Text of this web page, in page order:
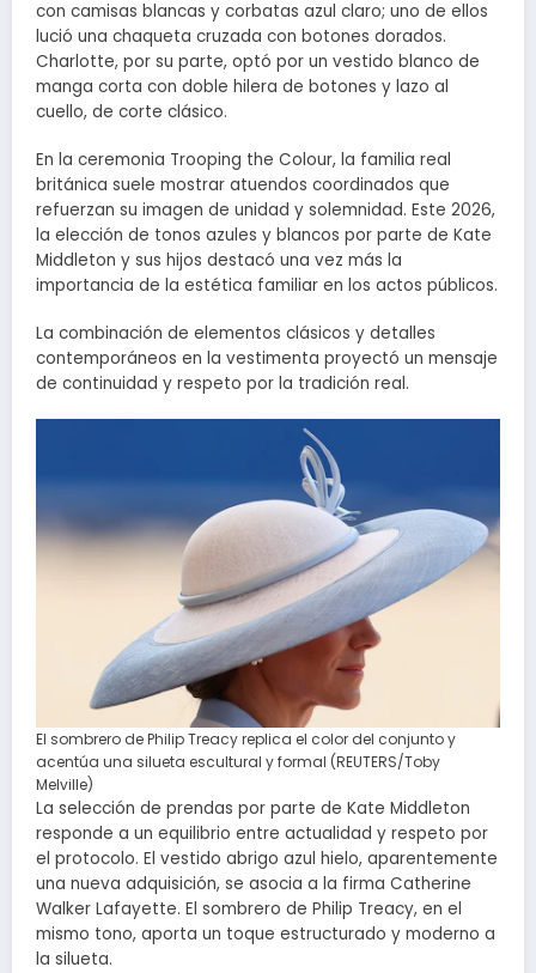
con camisas blancas y corbatas azul claro; uno de ellos
lució una chaqueta cruzada con botones dorados.
Charlotte, por su parte, optó por un vestido blanco de
manga corta con doble hilera de botones y lazo al
cuello, de corte clásico.
En la ceremonia Trooping the Colour, la familia real
británica suele mostrar atuendos coordinados que
refuerzan su imagen de unidad y solemnidad. Este 2026,
la elección de tonos azules y blancos por parte de Kate
Middleton y sus hijos destacó una vez más la
importancia de la estética familiar en los actos públicos.
La combinación de elementos clásicos y detalles
contemporáneos en la vestimenta proyectó un mensaje
de continuidad y respeto por la tradición real.
El sombrero de Philip Treacy replica el color del conjunto y
acentúa una silueta escultural y formal (REUTERS/Toby
Melville)
La selección de prendas por parte de Kate Middleton
responde a un equilibrio entre actualidad y respeto por
el protocolo. El vestido abrigo azul hielo, aparentemente
una nueva adquisición, se asocia a la firma Catherine
Walker Lafayette. El sombrero de Philip Treacy, en el
mismo tono, aporta un toque estructurado y moderno a
la silueta.